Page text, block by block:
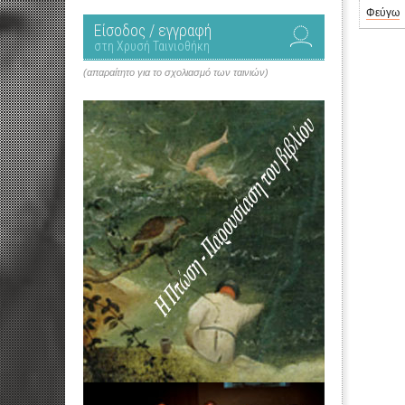
Είσοδος / εγγραφή
στη Χρυσή Ταινιοθήκη
(απαραίτητο για το σχολιασμό των ταινιών)
Φεύγω